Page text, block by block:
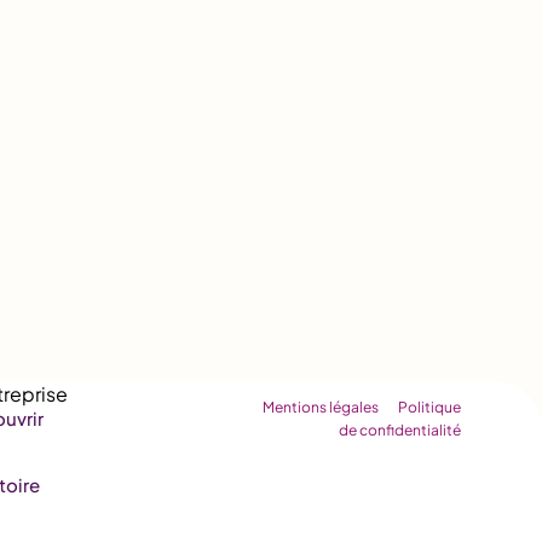
Mentions légales
Politique
de confidentialité